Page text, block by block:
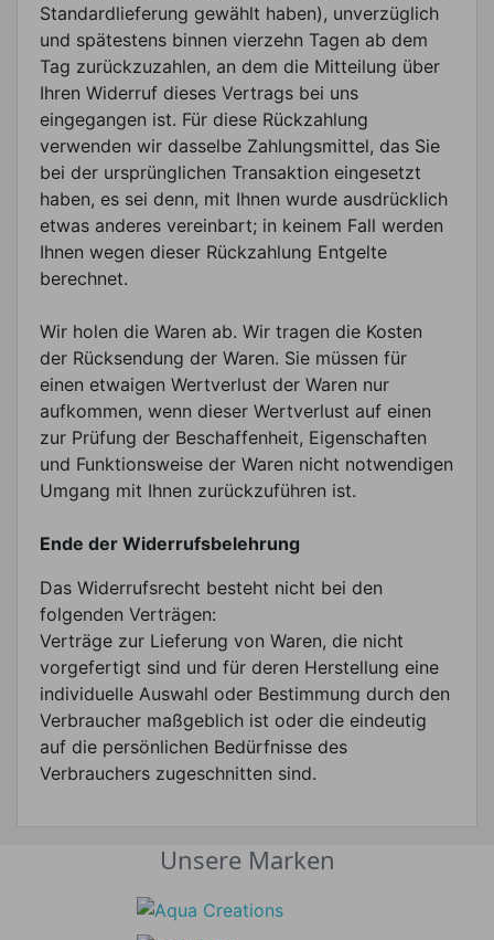
Standardlieferung gewählt haben), unverzüglich
und spätestens binnen vierzehn Tagen ab dem
Tag zurückzuzahlen, an dem die Mitteilung über
Ihren Widerruf dieses Vertrags bei uns
eingegangen ist. Für diese Rückzahlung
verwenden wir dasselbe Zahlungsmittel, das Sie
bei der ursprünglichen Transaktion eingesetzt
haben, es sei denn, mit Ihnen wurde ausdrücklich
etwas anderes vereinbart; in keinem Fall werden
Ihnen wegen dieser Rückzahlung Entgelte
berechnet.
Wir holen die Waren ab. Wir tragen die Kosten
der Rücksendung der Waren. Sie müssen für
einen etwaigen Wertverlust der Waren nur
aufkommen, wenn dieser Wertverlust auf einen
zur Prüfung der Beschaffenheit, Eigenschaften
und Funktionsweise der Waren nicht notwendigen
Umgang mit Ihnen zurückzuführen ist.
Ende der Widerrufsbelehrung
Das Widerrufsrecht besteht nicht bei den
folgenden Verträgen:
Verträge zur Lieferung von Waren, die nicht
vorgefertigt sind und für deren Herstellung eine
individuelle Auswahl oder Bestimmung durch den
Verbraucher maßgeblich ist oder die eindeutig
auf die persönlichen Bedürfnisse des
Verbrauchers zugeschnitten sind.
Unsere Marken